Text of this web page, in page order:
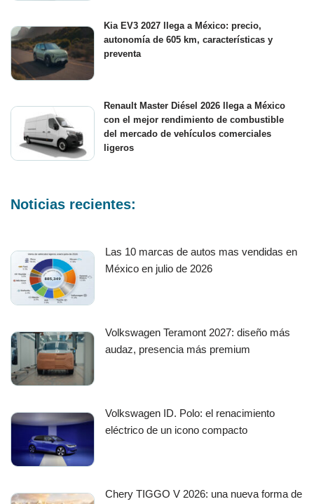
Kia EV3 2027 llega a México: precio,
autonomía de 605 km, características y
preventa
Renault Master Diésel 2026 llega a México
con el mejor rendimiento de combustible
del mercado de vehículos comerciales
ligeros
Noticias recientes:
Las 10 marcas de autos mas vendidas en
México en julio de 2026
Volkswagen Teramont 2027: diseño más
audaz, presencia más premium
Volkswagen ID. Polo: el renacimiento
eléctrico de un icono compacto
Chery TIGGO V 2026: una nueva forma de